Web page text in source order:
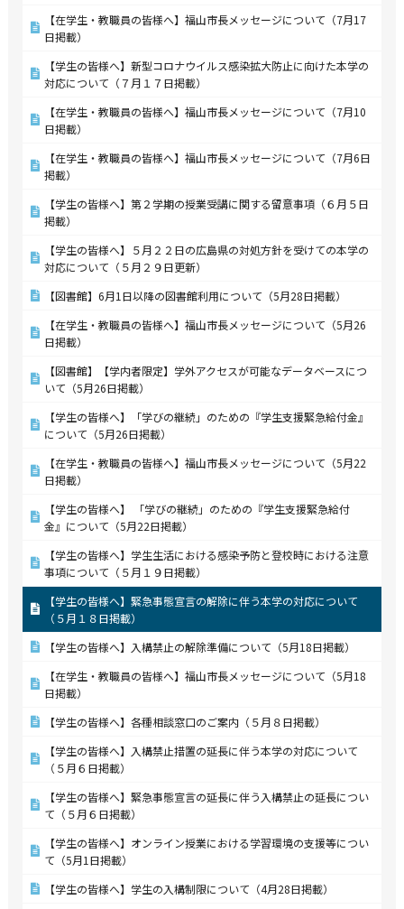
【在学生・教職員の皆様へ】福山市長メッセージについて（7月17
日掲載）
【学生の皆様へ】新型コロナウイルス感染拡大防止に向けた本学の
対応について（７月１７日掲載）
【在学生・教職員の皆様へ】福山市長メッセージについて（7月10
日掲載）
【在学生・教職員の皆様へ】福山市長メッセージについて（7月6日
掲載）
【学生の皆様へ】第２学期の授業受講に関する留意事項（６月５日
掲載）
【学生の皆様へ】５月２２日の広島県の対処方針を受けての本学の
対応について（５月２９日更新）
【図書館】6月1日以降の図書館利用について（5月28日掲載）
【在学生・教職員の皆様へ】福山市長メッセージについて（5月26
日掲載）
【図書館】【学内者限定】学外アクセスが可能なデータベースにつ
いて（5月26日掲載）
【学生の皆様へ】「学びの継続」のための『学生支援緊急給付金』
について（5月26日掲載）
【在学生・教職員の皆様へ】福山市長メッセージについて（5月22
日掲載）
【学生の皆様へ】 「学びの継続」のための『学生支援緊急給付
金』について（5月22日掲載）
【学生の皆様へ】学生生活における感染予防と登校時における注意
事項について（５月１９日掲載）
【学生の皆様へ】緊急事態宣言の解除に伴う本学の対応について
（５月１８日掲載）
【学生の皆様へ】入構禁止の解除準備について（5月18日掲載）
【在学生・教職員の皆様へ】福山市長メッセージについて（5月18
日掲載）
【学生の皆様へ】各種相談窓口のご案内（５月８日掲載）
【学生の皆様へ】入構禁止措置の延長に伴う本学の対応について
（５月６日掲載）
【学生の皆様へ】緊急事態宣言の延長に伴う入構禁止の延長につい
て（５月６日掲載）
【学生の皆様へ】オンライン授業における学習環境の支援等につい
て（5月1日掲載）
【学生の皆様へ】学生の入構制限について（4月28日掲載）